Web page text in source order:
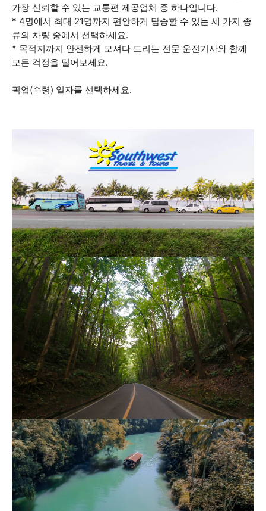
가장 신뢰할 수 있는 교통편 제공업체 중 하나입니다.
* 4명에서 최대 21명까지 편안하게 탑승할 수 있는 세 가지 종
류의 차량 중에서 선택하세요.
* 목적지까지 안전하게 모셔다 드리는 전문 운전기사와 함께
모든 걱정을 덜어보세요.
픽업(수령) 일자를 선택하세요.